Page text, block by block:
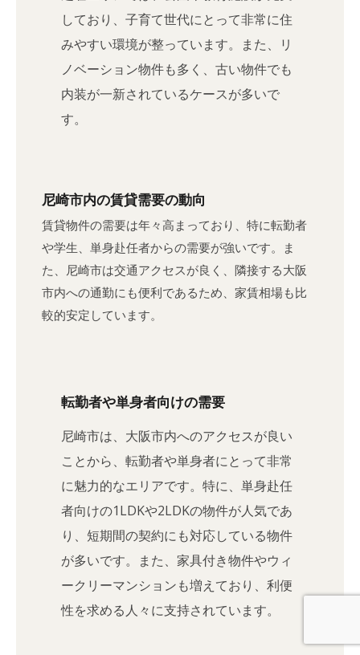
しており、子育て世代にとって非常に住
みやすい環境が整っています。また、リ
ノベーション物件も多く、古い物件でも
内装が一新されているケースが多いで
す。
尼崎市内の賃貸需要の動向
賃貸物件の需要は年々高まっており、特に転勤者
や学生、単身赴任者からの需要が強いです。ま
た、尼崎市は交通アクセスが良く、隣接する大阪
市内への通勤にも便利であるため、家賃相場も比
較的安定しています。
転勤者や単身者向けの需要
尼崎市は、大阪市内へのアクセスが良い
ことから、転勤者や単身者にとって非常
に魅力的なエリアです。特に、単身赴任
者向けの1LDKや2LDKの物件が人気であ
り、短期間の契約にも対応している物件
が多いです。また、家具付き物件やウィ
ークリーマンションも増えており、利便
性を求める人々に支持されています。